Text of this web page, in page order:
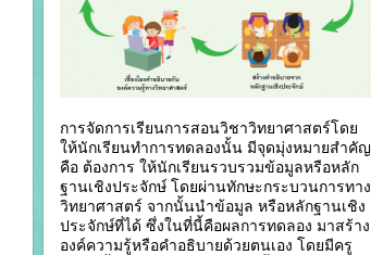
การจัดการเรียนการสอนวิชาวิทยาศาสตร์โดย
ให้นักเรียนทำการทดลองนั้น มีจุดมุ่งหมายสำคัญ
คือ ต้องการ ให้นักเรียนรวบรวมข้อมูลหรือหลัก
ฐานเชิงประจักษ์ โดยผ่านทักษะกระบวนการทาง
วิทยาศาสตร์ จากนั้นนำข้อมูล หรือหลักฐานเชิง
ประจักษ์ที่ได้ ซึ่งในที่นี้คือผลการทดลอง มาสร้าง
องค์ความรู้หรือคำอธิบายด้วยตนเอง โดยมีครู